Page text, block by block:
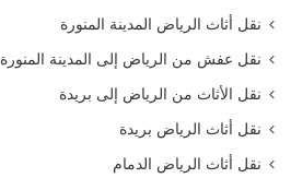
نقل أثاث الرياض المدينة المنورة
نقل عفش من الرياض إلى المدينة المنورة
نقل الأثاث من الرياض إلى بريدة
نقل أثاث الرياض بريدة
نقل أثاث الرياض الدمام